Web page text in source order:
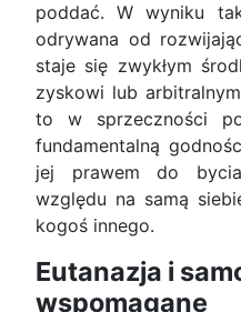
poddać. W wyniku
odrywana od
staje się zwykłym
zyskowi lub
to w sprzeczności
fundamentalną
jej prawem do
względu na samą
kogoś innego.
Eutanazja i
wspomagane